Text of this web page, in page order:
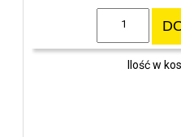
Ilość w